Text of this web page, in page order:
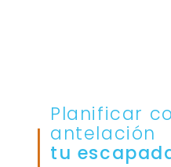
Planificar
antelación
tu